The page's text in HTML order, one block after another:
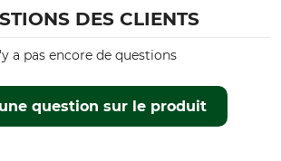
DES CLIENTS
question sur le produit
a pas encore de questions